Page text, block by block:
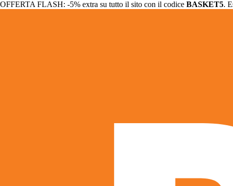
OFFERTA FLASH: -5% extra su tutto il sito con il codice BASKET5.